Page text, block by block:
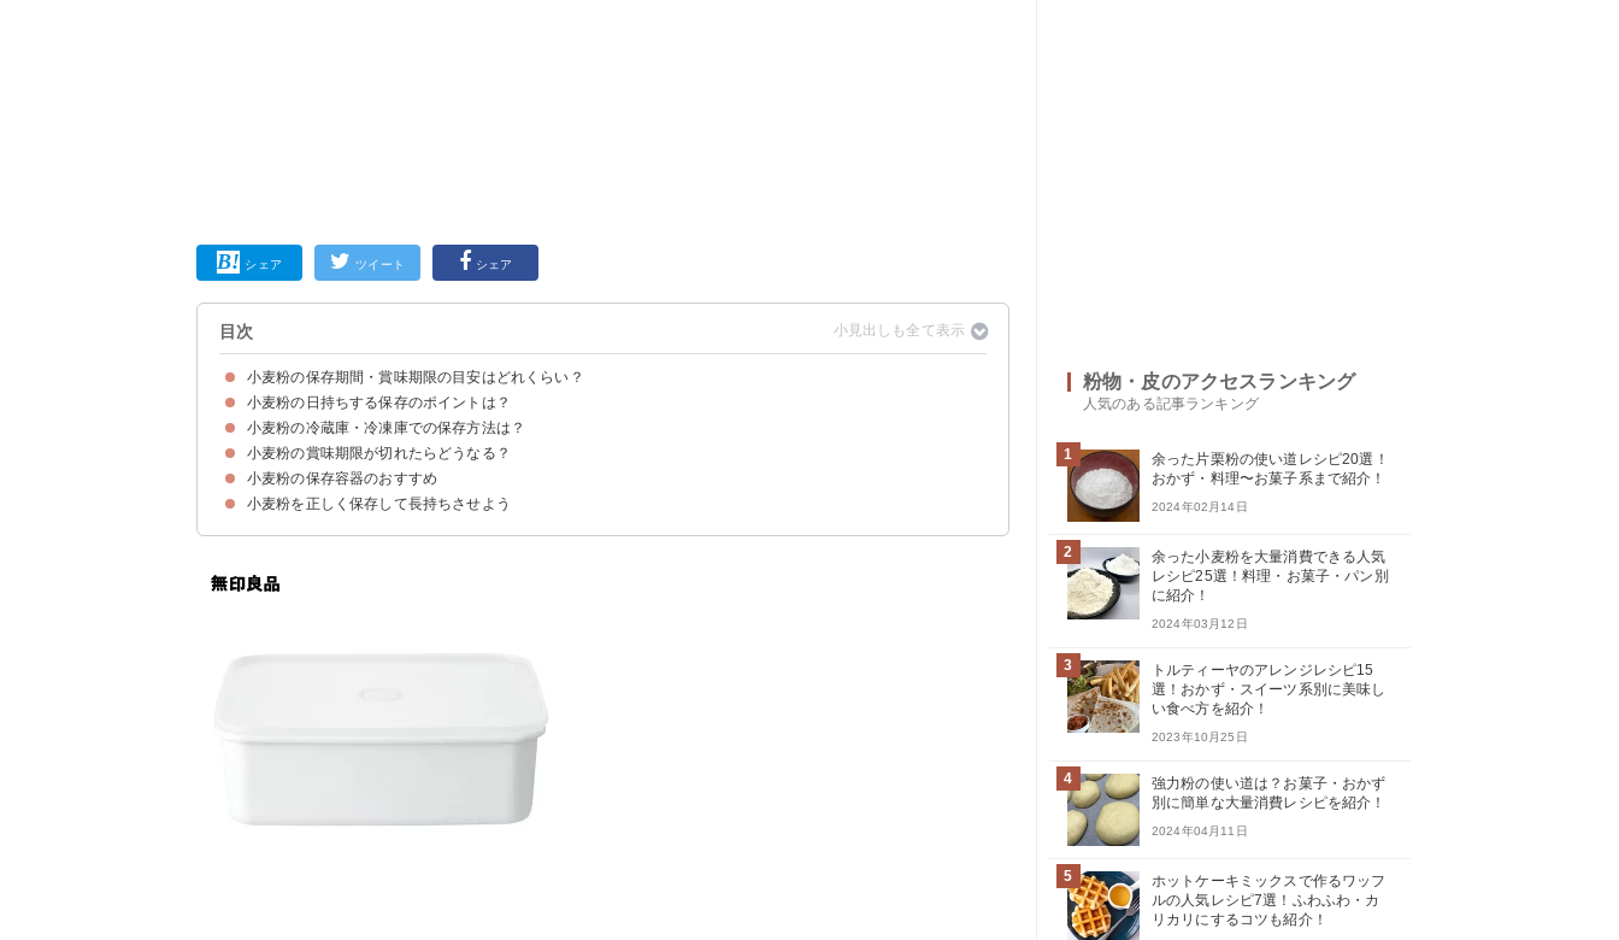
シェア ツイート シェア
目次
小麦粉の保存期間・賞味期限の目安はどれくらい？
未開封の小麦粉の賞味期限
開封後の小麦粉の賞味期限は1～2ヶ月
小麦粉の日持ちする保存のポイントは？
①虫・ダニ予防のために容器で密閉する
②保存場所は冷暗所がおすすめ
③小分けにして保存するとなおよし
小麦粉の冷蔵庫・冷凍庫での保存方法は？
小麦粉を冷蔵庫で保存する方法
小麦粉を冷凍保存する方法
小麦粉は常温でも保存できる？
小麦粉の賞味期限が切れたらどうなる？
賞味期限が切れて使えない小麦粉の特徴
賞味期限切れの小麦粉の活用方法
小麦粉の保存容器のおすすめ
①無印良品 液体とニオイが漏れないバルブ付き密閉ホーロー保存容器（1,490円）
②無印良品 フタをしたまま電子レンジで使えるバルブ付き密閉保存容器（1,190円）
③ニトリ 耐熱ガラス保存容器（203円）
④ニトリ ガラス保存容器（199円）
⑤ダイソー クリアコンテナ（110円）
⑥CanDo ガラス蓋 ガラス容器L（110円）
小麦粉を正しく保存して長持ちさせよう
粉物・皮のアクセスランキング
人気のある記事ランキング
1
余った片栗粉の使い道レシピ20選！
おかず・料理〜お菓子系まで紹介！
2024年02月14日
2
余った小麦粉を大量消費できる人気
レシピ25選！料理・お菓子・パン別
に紹介！
2024年03月12日
3
トルティーヤのアレンジレシピ15
選！おかず・スイーツ系別に美味し
い食べ方を紹介！
2023年10月25日
4
強力粉の使い道は？お菓子・おかず
別に簡単な大量消費レシピを紹介！
2024年04月11日
5
ホットケーキミックスで作るワッフ
ルの人気レシピ7選！ふわふわ・カ
リカリにするコツも紹介！